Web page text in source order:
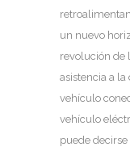
un nuevo
revolución de
asistencia a
vehículo
vehículo
puede decirse